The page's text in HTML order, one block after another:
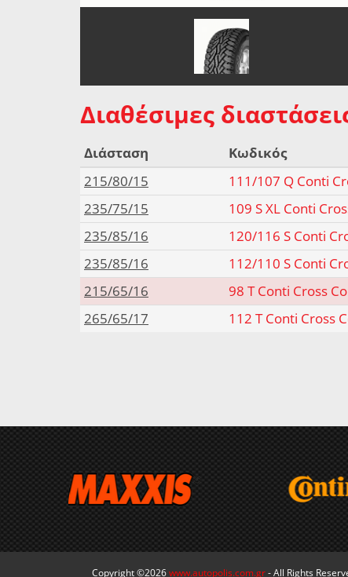
Διαθέσιμες
Διάσταση Κωδικός
215/80/15
111/107 Q Conti
235/75/15
109 S XL Conti
235/85/16
120/116 S Conti
235/85/16
112/110 S Conti
215/65/16
98 T Conti Cross
265/65/17
112 T Conti Cross
Copyright ©2026www.autopolis.com.gr- All Rights